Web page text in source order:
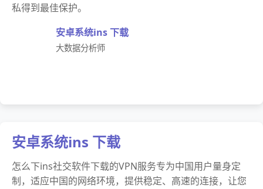
私得到最佳保护。
安卓系统ins 下载
大数据分析师
安卓系统ins 下载
怎么下ins社交软件下载的VPN服务专为中国用户量身定
制，适应中国的网络环境，提供稳定、高速的连接，让您